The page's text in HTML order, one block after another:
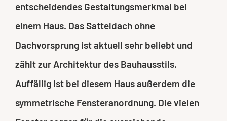
entscheidendes Gestaltungsmerkmal bei
einem Haus. Das Satteldach ohne
Dachvorsprung ist aktuell sehr beliebt und
zählt zur Architektur des Bauhausstils.
Auffällig ist bei diesem Haus außerdem die
symmetrische Fensteranordnung. Die vielen